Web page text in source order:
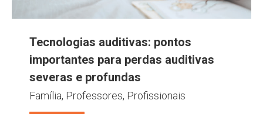
Tecnologias auditivas: pontos
importantes para perdas auditivas
severas e profundas
Família, Professores, Profissionais